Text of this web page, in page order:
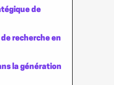
de
recherche en
la génération